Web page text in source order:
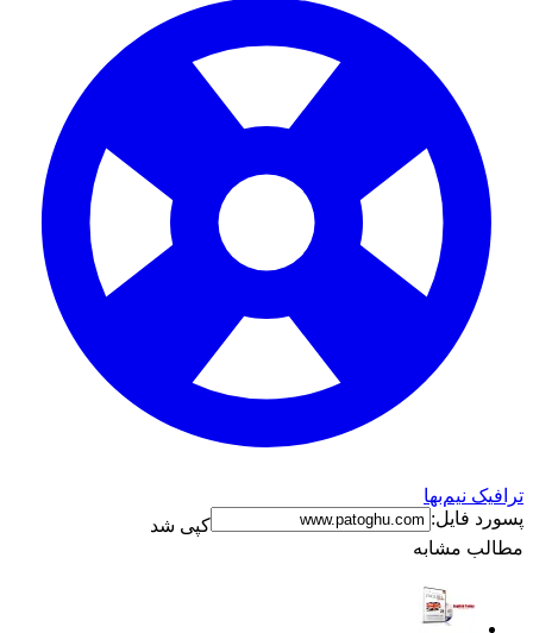
ترافیک نیم‌بها
پسورد فایل:
کپی شد
مطالب مشابه